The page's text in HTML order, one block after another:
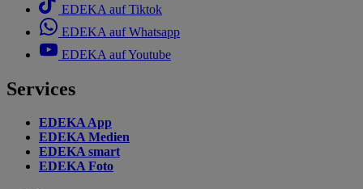
EDEKA auf Tiktok
EDEKA auf Whatsapp
EDEKA auf Youtube
Services
EDEKA App
EDEKA Medien
EDEKA smart
EDEKA Foto